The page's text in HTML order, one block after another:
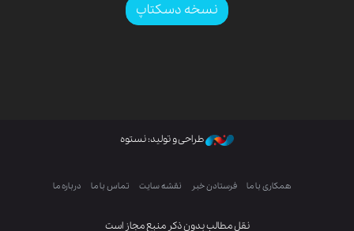
نسخه دسکتاپ
نقل مطالب بدون ذکر منبع مجاز است
طراحی و تولید: نستوه
همکاری با ما فرستادن خبر نقشه سایت تماس با ما درباره ما